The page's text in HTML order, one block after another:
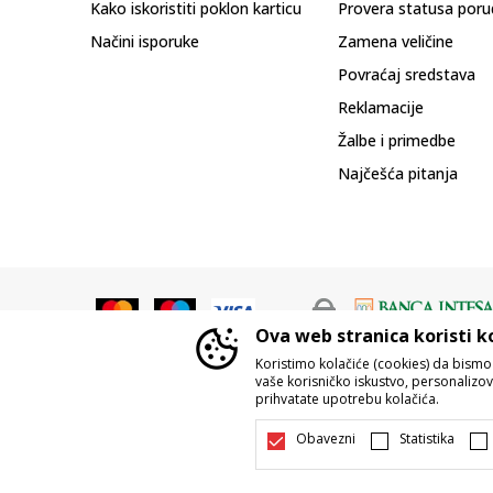
Kako iskoristiti poklon karticu
Načini isporuke
Provera statusa
Zamena veličine
Povraćaj sredstava
Reklamacije
Žalbe i primedbe
Najčešća pitanja
Nastojimo da budemo što precizniji u
Svi artikli prikazani na sajtu su deo
Ova web stranica koristi
Koristimo kolačiće (cookies) da
vaše korisničko iskustvo,
prihvatate upotrebu kolačića.
Obavezni Statistika